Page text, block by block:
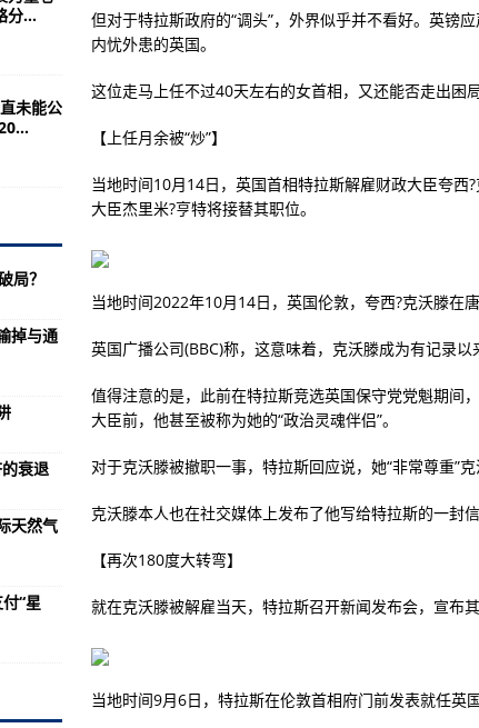
升机投入使用
民众抱怨：物价高到离谱
耳其设国际天然气枢纽展开双边合作
渔民：上岸置家，创业转型
无法再支付“星链”在乌克兰运行费用
现
美媒：衰退迹象持续，食品无保障、通胀等问题困扰低收入及有色人种
抗洪救灾提供支持
议员酝酿换首相？
临“三重打击”
要求提供文件，马斯克拒了
高通胀恐成美国经济常态
情绪
气 或为20年来最冷冬季
但对于特拉斯政府的“调头”，外界似乎并不看好。英镑
内忧外患的英国。
这位走马上任不过40天左右的女首相，又还能否走出困局
【上任月余被“炒”】
当地时间10月14日，英国首相特拉斯解雇财政大臣夸
大臣杰里米?亨特将接替其职位。
当地时间2022年10月14日，英国伦敦，夸西?克沃滕在唐
英国广播公司(BBC)称，这意味着，克沃滕成为有记录以
值得注意的是，此前在特拉斯竞选英国保守党党魁期间
大臣前，他甚至被称为她的“政治灵魂伴侣”。
对于克沃滕被撤职一事，特拉斯回应说，她“非常尊重”
克沃滕本人也在社交媒体上发布了他写给特拉斯的一封
【再次180度大转弯】
就在克沃滕被解雇当天，特拉斯召开新闻发布会，宣布
当地时间9月6日，特拉斯在伦敦首相府门前发表就任英
分...
未能公
局？
掉与通
衰退
天然气
“星